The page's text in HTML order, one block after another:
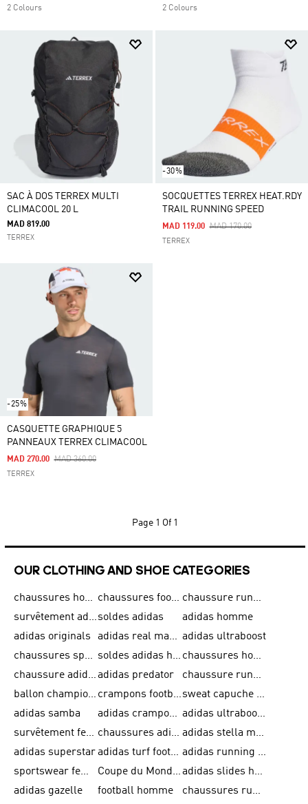
2 Colours 2 Colours
SAC À DOS TERREX MULTI
CLIMACOOL 20 L
MAD 819.00
TERREX
-30%
SOCQUETTES TERREX HEAT.RDY
TRAIL RUNNING SPEED
Price Reduced From
MAD 170.00To
MAD 119.00
TERREX
-25%
CASQUETTE GRAPHIQUE 5
PANNEAUX TERREX CLIMACOOL
Price Reduced From
MAD 360.00To
MAD 270.00
TERREX
Page 1 Of 1
OUR CLOTHING AND SHOE CATEGORIES
chaussures homme adidas original chaussures football adidas
chaussure running homme
survêtement adidas hommesoldes adidas
adidas homme
adidas originals
adidas real madrid adidas ultraboost
chaussures sport adidas
soldes adidas homme
chaussures homme adidas
chaussure adidas original adidas predator
chaussure running adidas femme
ballon champions league
crampons football adidas en promotion
sweat capuche adidas
adidas samba
adidas crampon terrain ferme
adidas ultraboost homme
survêtement femme adidas
chaussures adidas femme soldes
adidas stella mccartney
adidas superstar
adidas turf football shoes
adidas running adizero
sportswear femme
Coupe du Monde de la FIFA 26™
adidas slides homme
adidas gazelle
football homme
chaussures running adidas